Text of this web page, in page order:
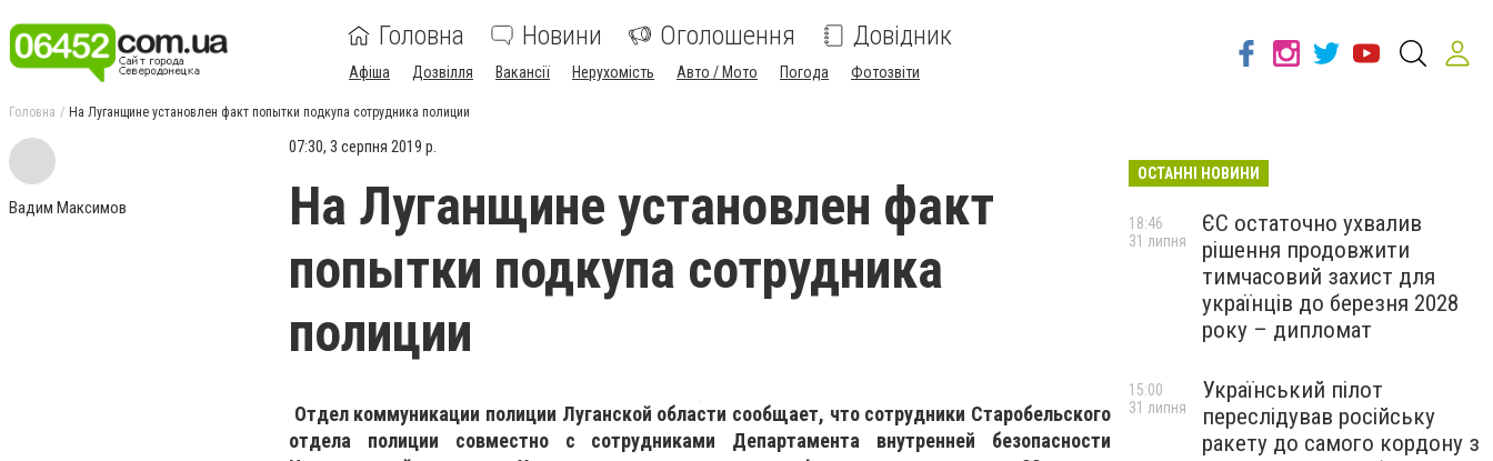
Головна Новини Оголошення Довідник
Афіша Дозвілля Вакансії Нерухомість Авто / Мото Погода Фотозвіти
Головна На Луганщине установлен факт попытки подкупа сотрудника полиции
Вадим Максимов
07:30, 3 серпня 2019 р.
На Луганщине установлен факт
попытки подкупа сотрудника
полиции
Отдел коммуникации полиции Луганской области сообщает, что сотрудники Старобельского
отдела полиции совместно с сотрудниками Департамента внутренней безопасности
ОСТАННІ НОВИНИ
ЄС остаточно ухвалив
рішення продовжити
тимчасовий захист для
українців до березня 2028
року – дипломат
18:46
31 липня
Український пілот
переслідував російську
ракету до самого кордону з
15:00
31 липня